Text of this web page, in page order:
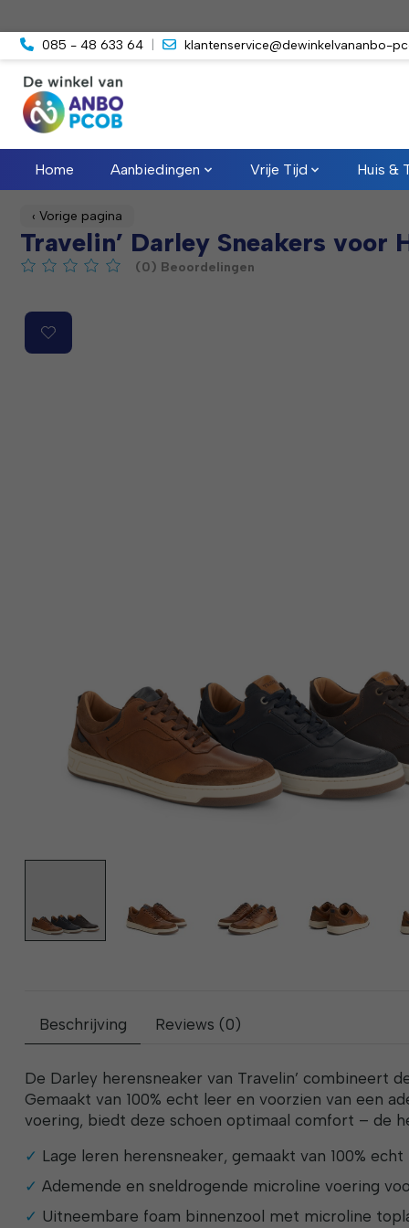
085 - 48 633 64 klantenservice@dewinkelvananbo-
Home Aanbiedingen Vrije Tijd Huis &
‹ Vorige pagina
Travelin’ Darley Sneakers voor
De beoordeling van dit product is0van de 5
(0) Beoordelingen
Product image slideshow Items
Beschrijving Reviews (0)
De Darley herensneaker van Travelin’ combineert
Gemaakt van 100% echt leer en voorzien van een
voering, biedt deze schoen optimaal comfort – de
Lage leren herensneaker, gemaakt van 100% echt
Ademende en sneldrogende microline voering
Uitneembare foam binnenzool met microline